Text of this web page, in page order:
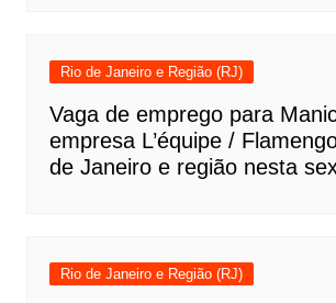
Rio de Janeiro e Região (RJ)
Vaga de emprego para
empresa L’équipe /
de Janeiro e região nesta
Rio de Janeiro e Região (RJ)